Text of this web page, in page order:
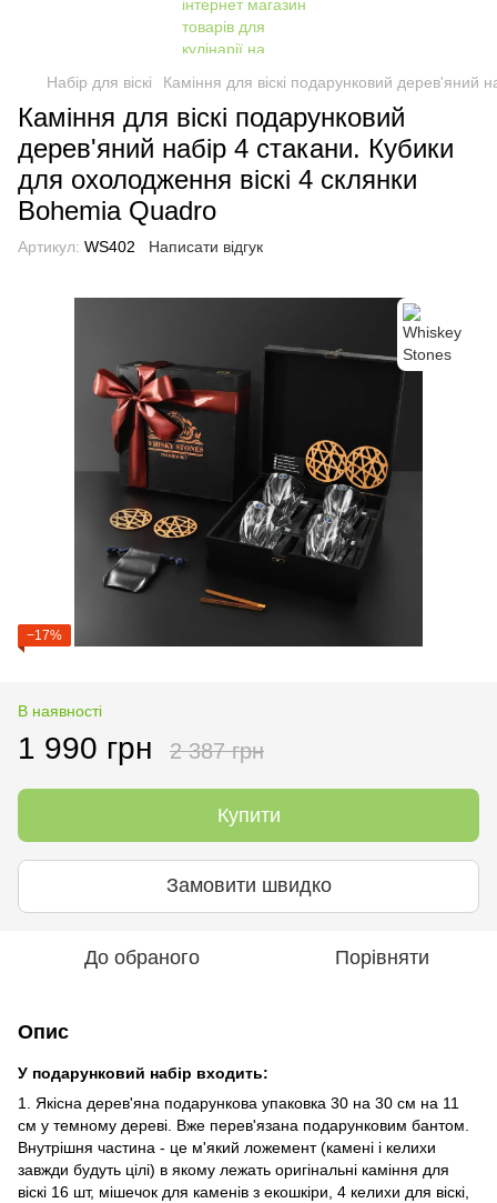
Набір для віскі Каміння для віскі подарунковий дерев'яний
Каміння для віскі подарунковий
дерев'яний набір 4 стакани. Кубики
для охолодження віскі 4 склянки
Bohemia Quadro
Артикул: WS402 Написати відгук
−17%
В наявності
1 990 грн 2 387 грн
Купити
Замовити швидко
До обраного Порівняти
Опис
У подарунковий набір входить:
1. Якісна дерев'яна подарункова упаковка 30 на 30 см на 11
см у темному дереві. Вже перев'язана подарунковим бантом.
Внутрішня частина - це м'який ложемент (камені і келихи
завжди будуть цілі) в якому лежать оригінальні каміння для
віскі 16 шт, мішечок для каменів з екошкіри, 4 келихи для віскі,